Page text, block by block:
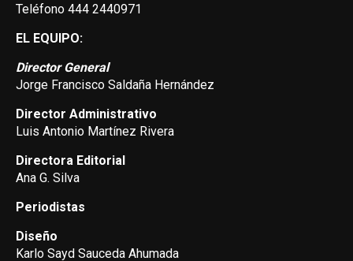
Teléfono 444 2440971
EL EQUIPO:
Director General
Jorge Francisco Saldaña Hernández
Director Administrativo
Luis Antonio Martínez Rivera
Directora Editorial
Ana G. Silva
Periodistas
Diseño
Karlo Sayd Sauceda Ahumada